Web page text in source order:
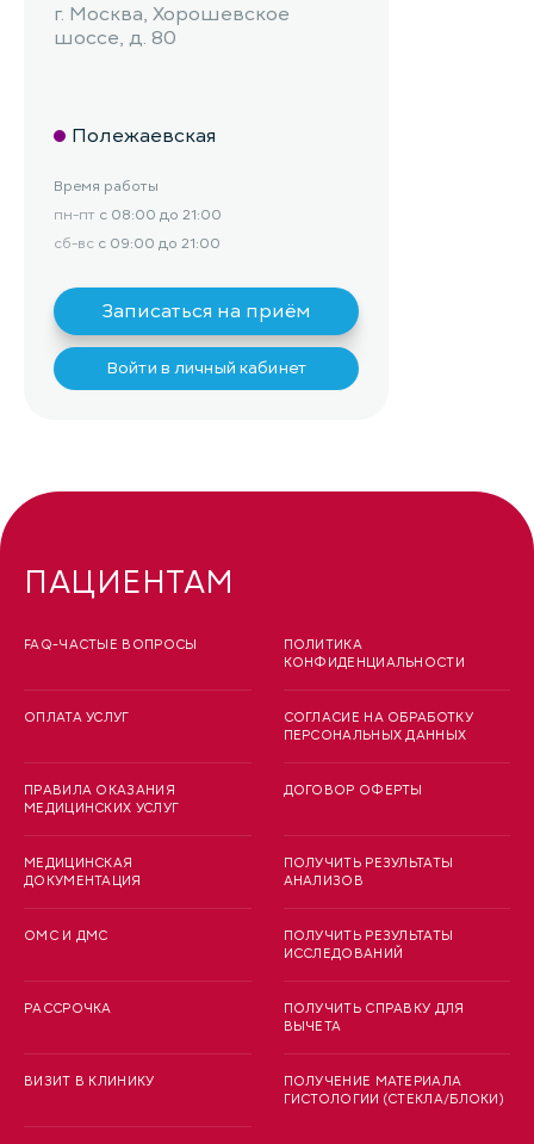
г. Москва, Хорошевское
шоссе, д. 80
Полежаевская
Время работы
пн-пт с 08:00 до 21:00
сб-вс с 09:00 до 21:00
Записаться на приём
Войти в личный кабинет
ПАЦИЕНТАМ
FAQ-ЧАСТЫЕ ВОПРОСЫ
ОПЛАТА УСЛУГ
ПРАВИЛА ОКАЗАНИЯ
МЕДИЦИНСКИХ УСЛУГ
МЕДИЦИНСКАЯ
ДОКУМЕНТАЦИЯ
ОМС И ДМС
РАССРОЧКА
ВИЗИТ В КЛИНИКУ
ПОЛИТИКА
КОНФИДЕНЦИАЛЬНОСТИ
СОГЛАСИЕ НА ОБРАБОТКУ
ПЕРСОНАЛЬНЫХ ДАННЫХ
ДОГОВОР ОФЕРТЫ
ПОЛУЧИТЬ РЕЗУЛЬТАТЫ
АНАЛИЗОВ
ПОЛУЧИТЬ РЕЗУЛЬТАТЫ
ИССЛЕДОВАНИЙ
ПОЛУЧИТЬ СПРАВКУ ДЛЯ
ВЫЧЕТА
ПОЛУЧЕНИЕ МАТЕРИАЛА
ГИСТОЛОГИИ (СТЕКЛА/БЛОКИ)